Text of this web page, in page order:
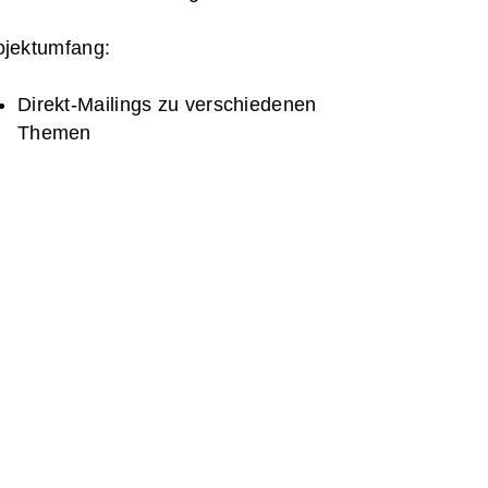
Direkt-Mailings zu verschiedenen
Themen